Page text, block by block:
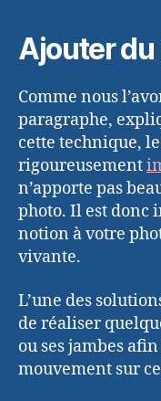
Ajouter
Comme nous
paragraphe,
cette technique,
rigoureusement
n’apporte pas
photo. Il est donc
notion à votre
vivante.
L’une des
de réaliser
ou ses jambes
mouvement sur